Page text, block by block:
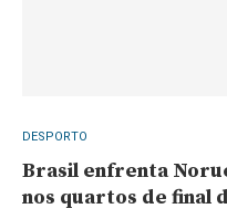
DESPORTO
Brasil enfrenta
nos quartos de final